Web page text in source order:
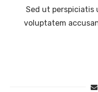
Sed ut perspiciatis
voluptatem